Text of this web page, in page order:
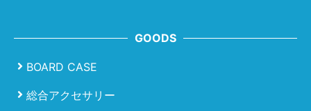
GOODS
BOARD CASE
総合アクセサリー